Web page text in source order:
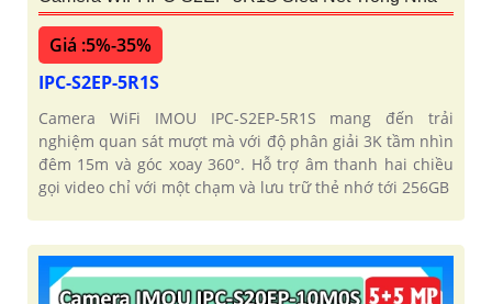
Giá :5%-35%
IPC-S2EP-5R1S
Camera WiFi IMOU IPC-S2EP-5R1S mang đến trải
nghiệm quan sát mượt mà với độ phân giải 3K tầm nhìn
đêm 15m và góc xoay 360°. Hỗ trợ âm thanh hai chiều
gọi video chỉ với một chạm và lưu trữ thẻ nhớ tới 256GB